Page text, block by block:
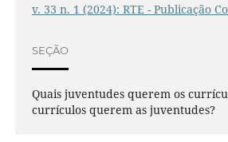
v. 33 n. 1 (2024): RTE - Publicação
SEÇÃO
Quais juventudes querem os
currículos querem as juventudes?